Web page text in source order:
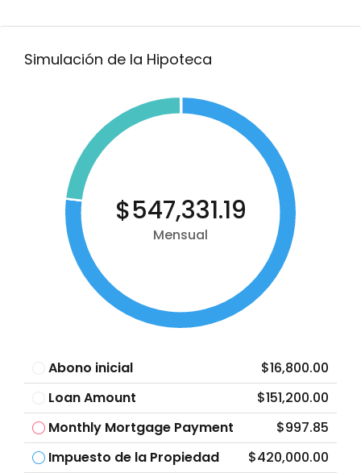
Simulación de la Hipoteca
$547,331.19
Mensual
Abono inicial
$16,800.00
Loan Amount
$151,200.00
Monthly Mortgage Payment
$997.85
Impuesto de la Propiedad
$420,000.00